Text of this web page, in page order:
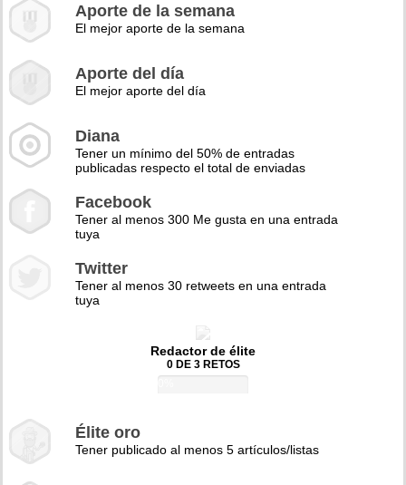
Aporte de la semana
El mejor aporte de la semana
Aporte del día
El mejor aporte del día
Diana
Tener un mínimo del 50% de entradas
publicadas respecto el total de enviadas
Facebook
Tener al menos 300 Me gusta en una entrada
tuya
Twitter
Tener al menos 30 retweets en una entrada
tuya
Redactor de élite
0 DE 3 RETOS
Élite oro
Tener publicado al menos 5 artículos/listas